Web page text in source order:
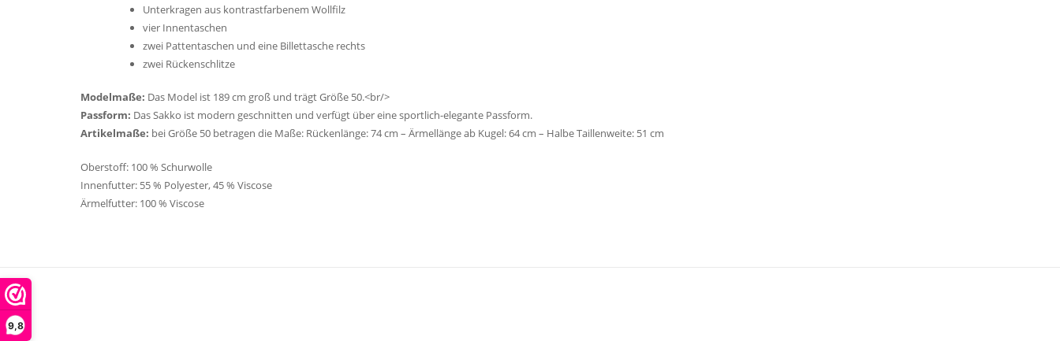
9,8
Unterkragen aus kontrastfarbenem Wollfilz
vier Innentaschen
zwei Pattentaschen und eine Billettasche rechts
zwei Rückenschlitze
Modelmaße: Das Model ist 189 cm groß und trägt Größe 50.<br/>
Passform: Das Sakko ist modern geschnitten und verfügt über eine sportlich-elegante Passform.
Artikelmaße: bei Größe 50 betragen die Maße: Rückenlänge: 74 cm – Ärmellänge ab Kugel: 64 cm – Halbe Taillenweite: 51 cm
Oberstoff: 100 % Schurwolle
Innenfutter: 55 % Polyester, 45 % Viscose
Ärmelfutter: 100 % Viscose